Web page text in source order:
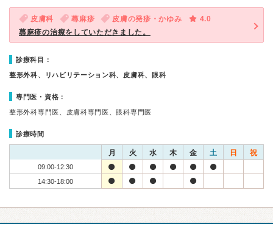
皮膚科 蕁麻疹 皮膚の発疹・かゆみ
4.0
蕁麻疹の治療をしていただきました。
診療科目：
整形外科、リハビリテーション科、皮膚科、眼科
専門医・資格：
整形外科専門医、皮膚科専門医、眼科専門医
診療時間
月 火 水 木 金 土 日 祝
09:00-12:30
14:30-18:00